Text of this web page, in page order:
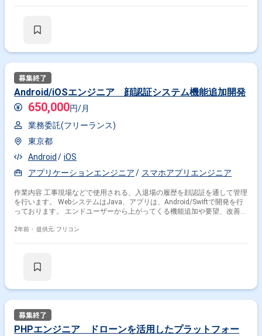
Android/iOSエンジニア 顔認証システム機能追加開発
650,000円/月
業務委託(フリーランス)
東京都
Android
iOS
アプリケーションエンジニア
スマホアプリエンジニア
作業内容 工事現場などで使用される、入退場の履歴を顔認証を通して管理
を行います。 WebシステムはJava、アプリは、Android/Swiftで開発を行
っております。 エンドユーザーから上がってくる機能追加や要望、改善に
2年前・ 提供元: フリコン
PHPエンジニア ドローンを活用したプラットフォー